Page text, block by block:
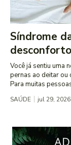
Síndrome
Você já sentiu uma
pernas ao deitar
Para muitas
SAÚDE jul 29, 2026